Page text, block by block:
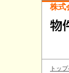
株式
トッ